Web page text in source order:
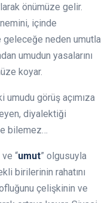
önümüze gelir.
içinde
geleceğe neden umutla
umudun yasalarını
koyar.
umudu görüş açımıza
diyalektiği
bilemez…
ve “umut” olgusuyla
birilerinin rahatını
çelişkinin ve